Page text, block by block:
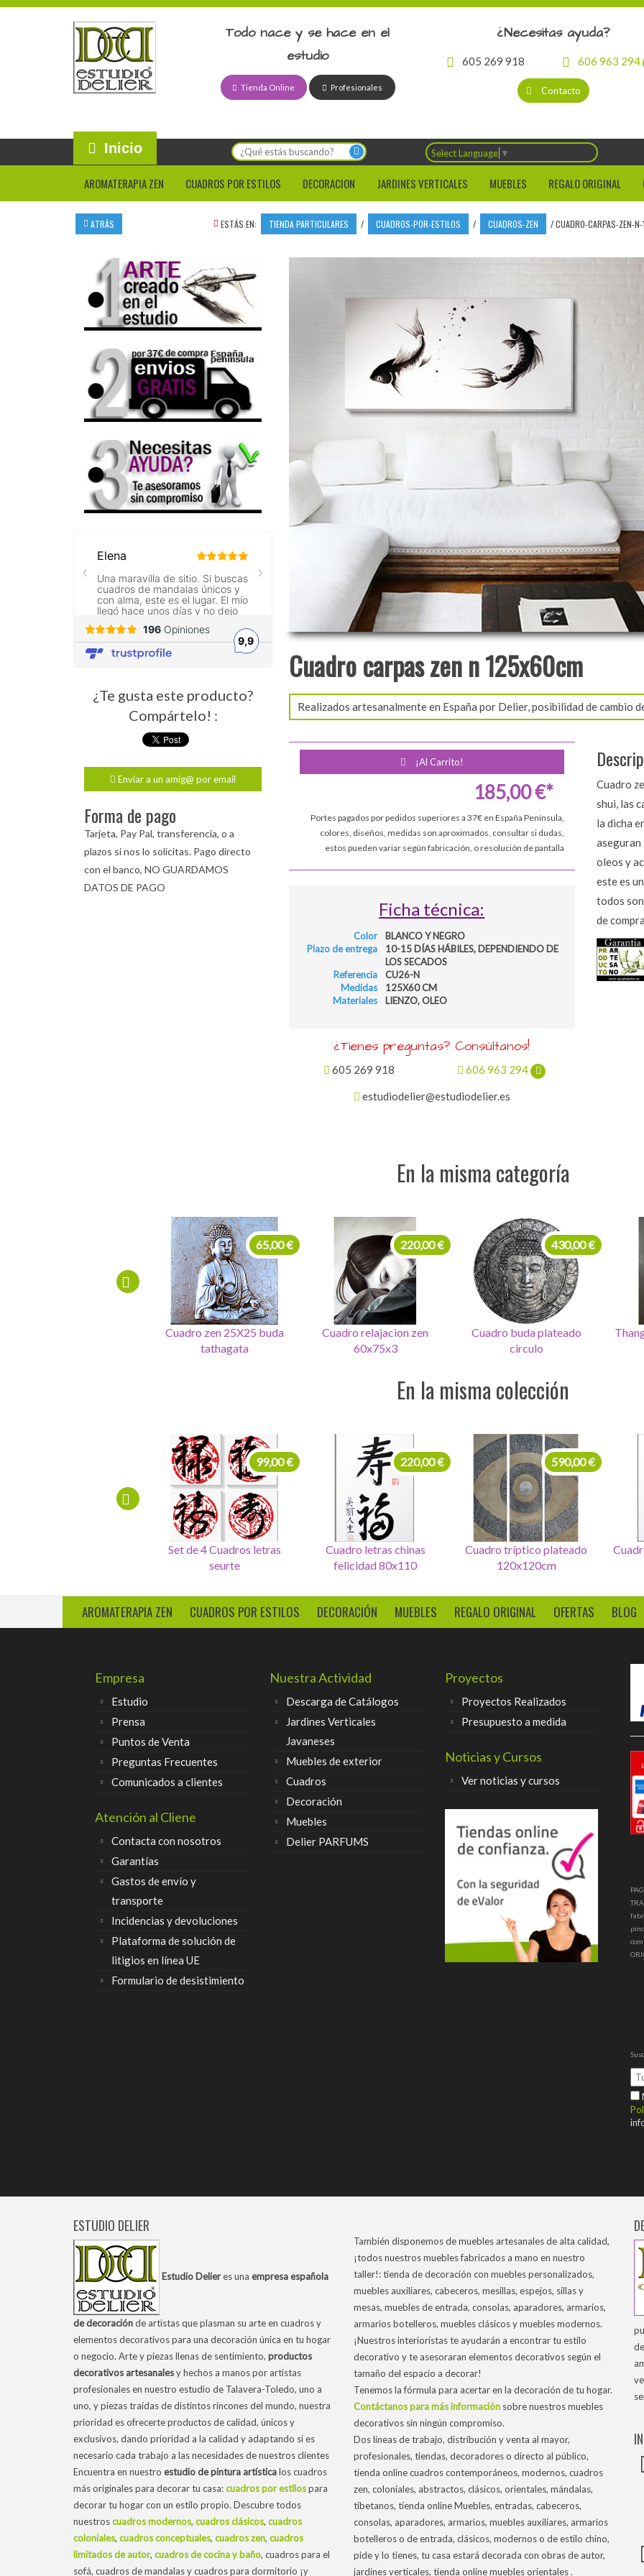
Todo nace y se hace en el
estudio
Tienda Online Profesionales
¿Necesitas ayuda?
605 269 918 606 963 294
Contacto
Inicio Select Language ▼
AROMATERAPIA ZEN CUADROS POR ESTILOS DECORACION JARDINES VERTICALES MUEBLES REGALO ORIGINAL
ATRÁS ESTÁS EN: TIENDA PARTICULARES / CUADROS-POR-ESTILOS / CUADROS-ZEN /CUADRO-CARPAS-ZEN-
Cuadro carpas zen n 125x60cm
Realizados artesanalmente en España por Delier, posibilidad de cambio
¡Al Carrito!
185,00 €*
Portes pagados por pedidos superiores a 37€ en España Península,
colores, diseños, medidas son aproximados, consultar si dudas,
estos pueden variar según fabricación, o resolución de pantalla
Ficha técnica:
Color
BLANCO Y NEGRO
Plazo de entrega
10-15 DÍAS HÁBILES, DEPENDIENDO DE
LOS SECADOS
Referencia
CU26-N
Medidas
125X60 CM
Materiales
LIENZO, OLEO
¿Tienes preguntas? Consúltanos!
605 269 918 606 963 294
estudiodelier@estudiodelier.es
Cuadro
shui, las
la dicha
aseguran
oleos y
este es
todos
de
¿Te gusta este producto?
Compártelo! :
Enviar a un amig@ por email
Forma de pago
Tarjeta, Pay Pal, transferencia, o a
plazos si nos lo solicitas. Pago directo
con el banco, NO GUARDAMOS
DATOS DE PAGO
En la misma categoría
Cuadro relajacion zen
60x75x3
220,00 €
Cuadro buda plateado
circulo
430,00 €
Thangka Avalokiteshvara
rojo
75,00 €
En la misma colección
Set de 4 Cuadros letras
chinas
99,00 €
Set de 4 Cuadros letras
seurte
99,00 €
Cuadro letras chinas
felicidad 80x110
220,00 €
AROMATERAPIA ZEN CUADROS POR ESTILOS DECORACIÓN MUEBLES REGALO ORIGINAL OFERTAS BLOG
Empresa
Estudio
Prensa
Puntos de Venta
Preguntas Frecuentes
Comunicados a clientes
Atención al Cliene
Contacta con nosotros
Garantías
Gastos de envío y
transporte
Incidencias y devoluciones
Plataforma de solución de
litigios en línea UE
Formulario de desistimiento
Nuestra Actividad
Descarga de Catálogos
Jardines Verticales
Javaneses
Muebles de exterior
Cuadros
Decoración
Muebles
Delier PARFUMS
Proyectos
Proyectos Realizados
Presupuesto a medida
Noticias y Cursos
Ver noticias y cursos
ESTUDIO DELIER
Estudio Delieres una empresa española
de decoraciónde artistas que plasman su arte en cuadros y
elementos decorativos para una decoración única en tu hogar
o negocio. Arte y piezas llenas de sentimiento, productos
decorativos artesanalesy hechos a manos por artistas
profesionales en nuestro estudio de Talavera-Toledo, uno a
uno, y piezas traídas de distintos rincones del mundo, nuestra
prioridad es ofrecerte productos de calidad, únicos y
exclusivos, dando prioridad a la calidad y adaptando si es
necesario cada trabajo a las necesidades de nuestros clientes
Encuentra en nuestro estudio de pintura artísticalos cuadros
más originales para decorar tu casa:cuadros por estilospara
decorar tu hogar con un estilo propio. Descubre todos
nuestroscuadros modernos, cuadros clásicos, cuadros
coloniales, cuadros conceptuales, cuadros zen, cuadros
limitados de autor, cuadros de cocina y baño, cuadros para el
sofá, cuadros de mandalas y cuadros para dormitorio ¡y
También disponemos de muebles artesanales de alta calidad,
¡todos nuestros muebles fabricados a mano en nuestro
taller!: tienda de decoración con muebles personalizados,
muebles auxiliares, cabeceros, mesillas, espejos, sillas y
mesas, muebles de entrada, consolas, aparadores, armarios,
armarios botelleros, muebles clásicos y muebles modernos.
¡Nuestros interioristas te ayudarán a encontrar tu estilo
decorativo y te asesoraran elementos decorativos según el
tamaño del espacio a decorar!
Tenemos la fórmula para acertar en la decoración de tu hogar.
Contáctanos para más información sobre nuestros muebles
decorativos sin ningún compromiso.
Dos líneas de trabajo, distribución y venta al mayor,
profesionales, tiendas, decoradores o directo al público,
tienda online cuadros contemporáneos, modernos, cuadros
zen, coloniales, abstractos, clásicos, orientales, mándalas,
tibetanos, tienda online Muebles, entradas, cabeceros,
consolas, aparadores, armarios, muebles auxiliares, armarios
botelleros o de entrada, clásicos, modernos o de estilo chino,
pide y lo tienes, tu casa estará decorada con obras de autor,
jardines verticales, tienda online muebles orientales .